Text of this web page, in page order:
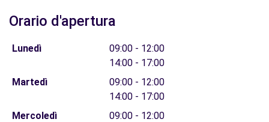
Orario d'apertura
Lunedì
09:00 - 12:00
14:00 - 17:00
Martedì
09:00 - 12:00
14:00 - 17:00
Mercoledì
09:00 - 12:00